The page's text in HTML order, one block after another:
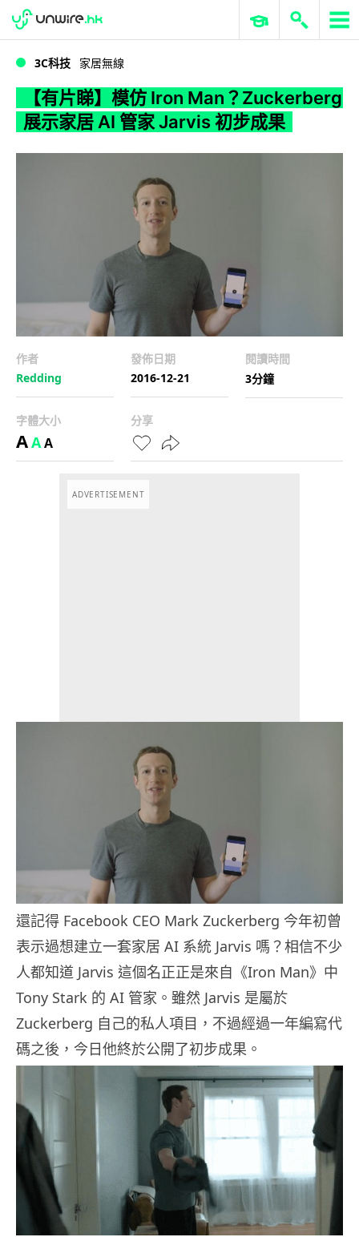
WWDC 2026 ERP 與商業 AI
3C科技 家居無線
【有片睇】模仿 Iron Man？Zuckerberg
展示家居 AI 管家 Jarvis 初步成果
作者
Redding
發佈日期
2016-12-21
閱讀時間
3分鐘
字體大小
AAA
分享
ADVERTISEMENT
還記得 Facebook CEO Mark Zuckerberg 今年初曾
表示過想建立一套家居 AI 系統 Jarvis 嗎？相信不少
人都知道 Jarvis 這個名正正是來自《Iron Man》中
Tony Stark 的 AI 管家。雖然 Jarvis 是屬於
Zuckerberg 自己的私人項目，不過經過一年編寫代
碼之後，今日他終於公開了初步成果。